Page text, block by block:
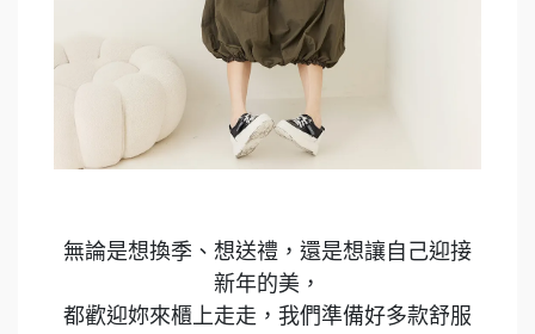
無論是想換季、想送禮，還是想讓自己迎接
新年的美，
都歡迎妳來櫃上走走，我們準備好多款舒服